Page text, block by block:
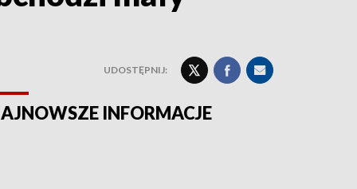
UDOSTĘPNIJ:
INFORMACJE